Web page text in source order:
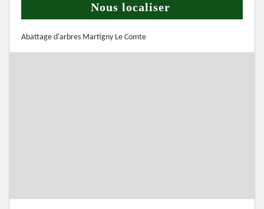
Nous localiser
Abattage d'arbres Martigny Le Comte